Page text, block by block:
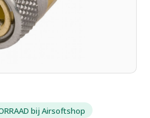
bij Airsoftshop